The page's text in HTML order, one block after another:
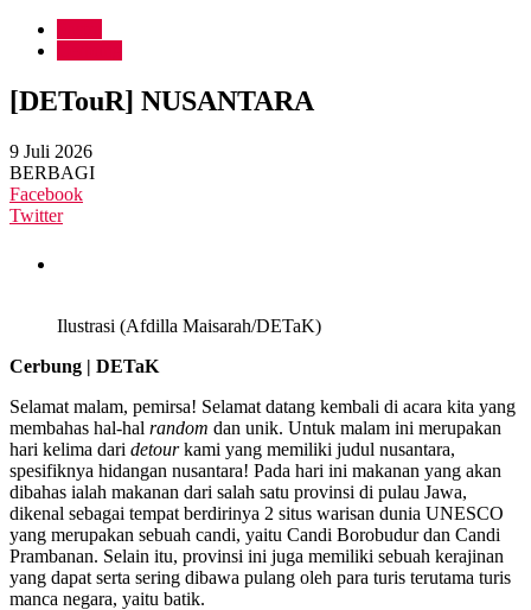
[DETouR] NUSANTARA
9 Juli 2026
BERBAGI
Facebook
Twitter
Ilustrasi (Afdilla Maisarah/DETaK)
Cerbung | DETaK
Selamat malam, pemirsa! Selamat datang kembali di acara kita yang
membahas hal-hal random dan unik. Untuk malam ini merupakan
hari kelima dari detourkami yang memiliki judul nusantara,
spesifiknya hidangan nusantara! Pada hari ini makanan yang akan
dibahas ialah makanan dari salah satu provinsi di pulau Jawa,
dikenal sebagai tempat berdirinya 2 situs warisan dunia UNESCO
yang merupakan sebuah candi, yaitu Candi Borobudur dan Candi
Prambanan. Selain itu, provinsi ini juga memiliki sebuah kerajinan
yang dapat serta sering dibawa pulang oleh para turis terutama turis
manca negara, yaitu batik.